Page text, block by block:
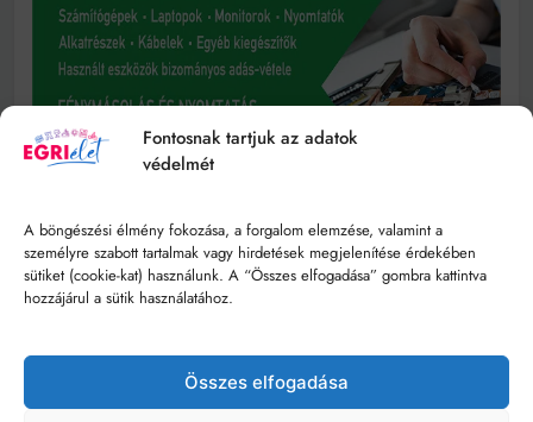
Fontosnak tartjuk az adatok
védelmét
A böngészési élmény fokozása, a forgalom elemzése, valamint a
személyre szabott tartalmak vagy hirdetések megjelenítése érdekében
sütiket (cookie-kat) használunk. A “Összes elfogadása” gombra kattintva
hozzájárul a sütik használatához.
Összes elfogadása